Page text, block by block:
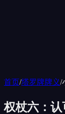
首页/塔罗牌牌义/
权杖六：